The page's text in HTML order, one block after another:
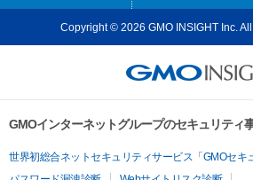
Copyright © 2026 GMO INSIGHT Inc.
GMOインターネットグループのセキュリティ
世界初総合ネットセキュリティサービス「GMOセキ